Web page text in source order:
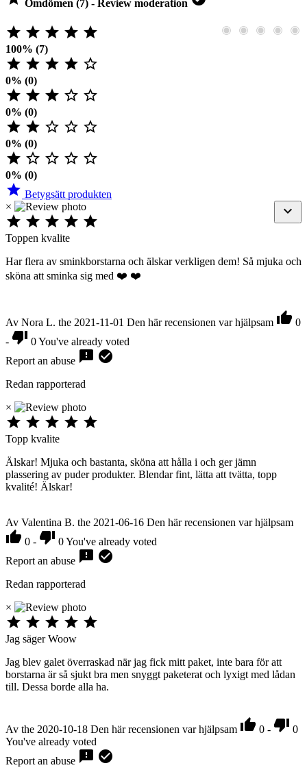
Omdömen (7) - Review moderation
    
100% (7)
    
0% (0)
    
0% (0)
    
0% (0)
    
0% (0)
 Betygsätt produkten

×
    
Toppen kvalite
Har flera av sminkborstarna och älskar verkligen dem! Så mjuka och
sköna att sminka sig med ❤️ ❤️
Av Nora L. the 2021-11-01 Den här recensionen var hjälpsam  0
-  0You've already voted
Report an abuse  
Redan rapporterad
×
    
Topp kvalite
Älskar! Mjuka och bastanta, sköna att hålla i och ger jämn
plassering av puder produkter. Blendar fint, lätta att tvätta, topp
kvalité! Älskar!
Av Valentina B. the 2021-06-16 Den här recensionen var hjälpsam
 0 -  0You've already voted
Report an abuse  
Redan rapporterad
×
    
Jag säger Woow
Jag blev galet överraskad när jag fick mitt paket, inte bara för att
borstarna är så sjukt bra men snyggt paketerat och lyxigt med lådan
till. Dessa borde alla ha.
Av the 2020-10-18 Den här recensionen var hjälpsam  0 -  0
You've already voted
Report an abuse  